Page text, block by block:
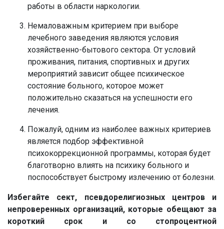
работы в области наркологии.
Немаловажным критерием при выборе
лечебного заведения являются условия
хозяйственно-бытового сектора. От условий
проживания, питания, спортивных и других
мероприятий зависит общее психическое
состояние больного, которое может
положительно сказаться на успешности его
лечения.
Пожалуй, одним из наиболее важных критериев
является подбор эффективной
психокоррекционной программы, которая будет
благотворно влиять на психику больного и
поспособствует быстрому излечению от болезни.
Избегайте сект, псевдорелигиозных центров и
непроверенных организаций, которые обещают за
короткий срок и со стопроцентной